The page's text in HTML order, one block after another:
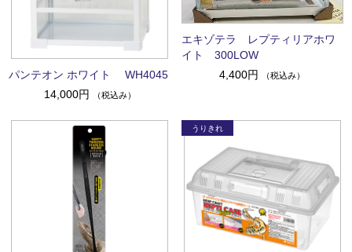
パンテオン ホワイト WH4045
14,000円
（税込み）
エキゾテラ レプティリアホワ
イト 300LOW
4,400円
（税込み）